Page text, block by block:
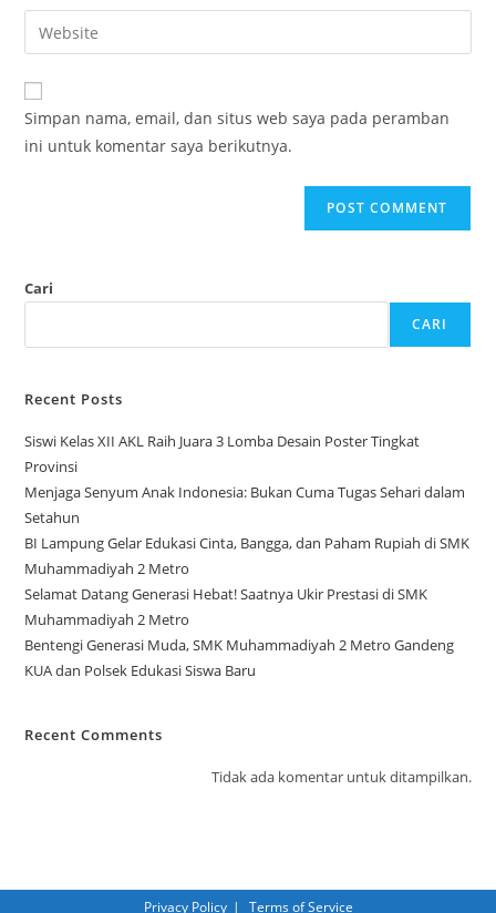
comment
email
address
comment
Enter
your
website
URL
(optional)
Simpan nama, email, dan situs web saya pada peramban
ini untuk komentar saya berikutnya.
Cari
CARI
Recent Posts
Siswi Kelas XII AKL Raih Juara 3 Lomba Desain Poster Tingkat
Provinsi
Menjaga Senyum Anak Indonesia: Bukan Cuma Tugas Sehari dalam
Setahun
BI Lampung Gelar Edukasi Cinta, Bangga, dan Paham Rupiah di SMK
Muhammadiyah 2 Metro
Selamat Datang Generasi Hebat! Saatnya Ukir Prestasi di SMK
Muhammadiyah 2 Metro
Bentengi Generasi Muda, SMK Muhammadiyah 2 Metro Gandeng
KUA dan Polsek Edukasi Siswa Baru
Recent Comments
Tidak ada komentar untuk ditampilkan.
Privacy Policy Terms of Service